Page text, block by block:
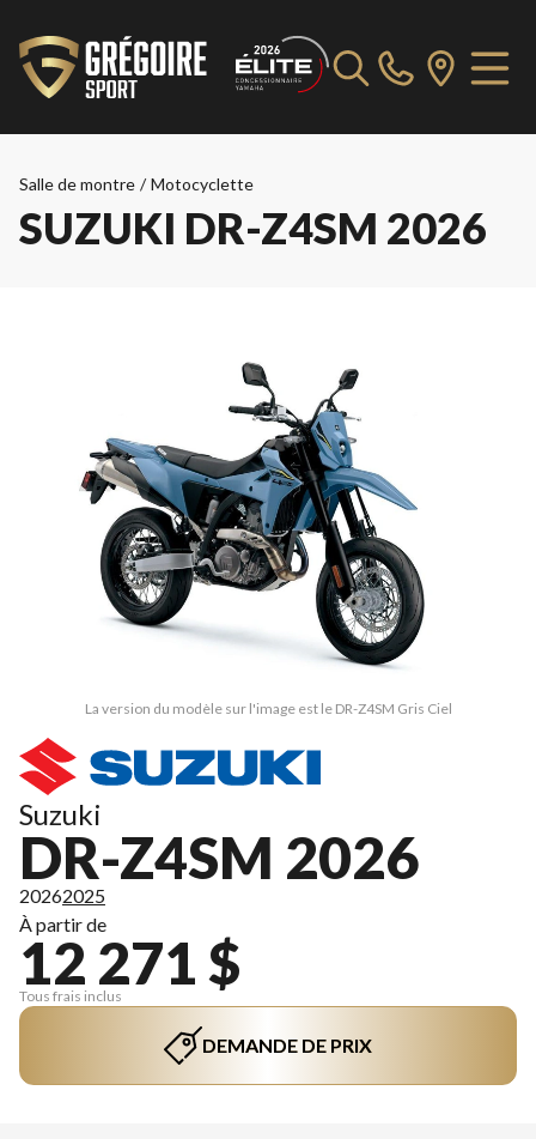
Salle de montre / Motocyclette
SUZUKI DR-Z4SM 2026
La version du modèle sur l'image est le DR-Z4SM Gris Ciel
Suzuki
DR-Z4SM 2026
20262025
À partir de
12 271 $
Tous frais inclus
DEMANDE DE PRIX